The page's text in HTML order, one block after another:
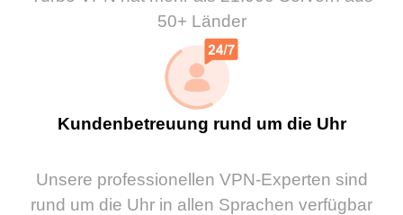
50+ Länder
Kundenbetreuung rund um die Uhr
Unsere professionellen VPN-Experten sind
rund um die Uhr in allen Sprachen verfügbar